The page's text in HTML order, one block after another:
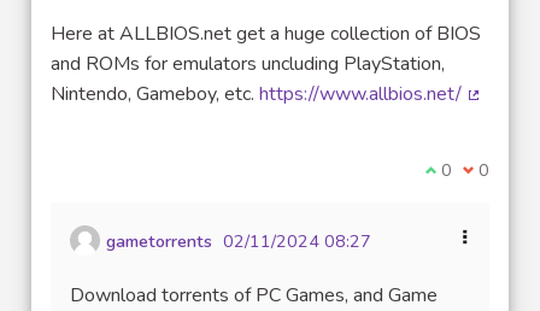
Here at ALLBIOS.net get a huge collection of BIOS
and ROMs for emulators uncluding PlayStation,
Nintendo, Gameboy, etc. https://www.allbios.net/
Je suis
0 Je ne
0
gametorrents 02/11/2024 08:27
Download torrents of PC Games, and Game